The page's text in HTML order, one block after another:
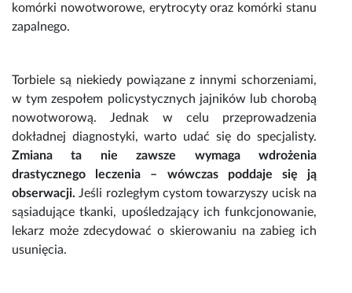
komórki nowotworowe, erytrocyty oraz komórki stanu
zapalnego.
Torbiele są niekiedy powiązane z innymi schorzeniami,
w tym zespołem policystycznych jajników lub chorobą
nowotworową. Jednak w celu przeprowadzenia
dokładnej diagnostyki, warto udać się do specjalisty.
Zmiana ta nie zawsze wymaga wdrożenia
drastycznego leczenia – wówczas poddaje się ją
obserwacji.Jeśli rozległym cystom towarzyszy ucisk na
sąsiadujące tkanki, upośledzający ich funkcjonowanie,
lekarz może zdecydować o skierowaniu na zabieg ich
usunięcia.